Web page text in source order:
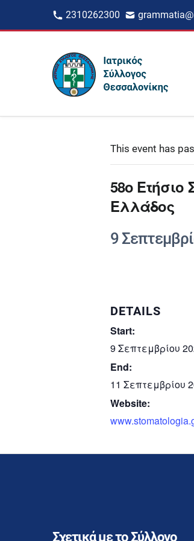
2310262300
This event has
58ο Ετήσιο
Ελλάδος
9
DETAILS
Start:
9 Σεπτεμβρίου
End:
11 Σεπτεμβρίου
Website:
Σχετικά με το Σύλλογο